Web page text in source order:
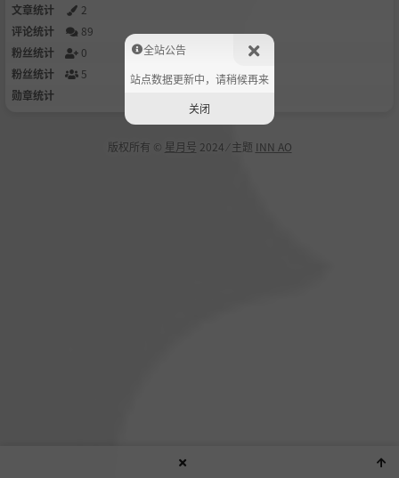
文章统计
2
评论统计
89
粉丝统计
0
粉丝统计
5
勋章统计
版权所有 © 星月号 2024 ⁄ 主题 INN AO
全站公告
站点数据更新中，请稍候再来
关闭